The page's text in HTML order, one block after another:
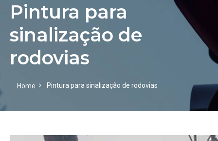
HOME
EMPRESA
GALERIA
PRODUTOS
CONTATO
Pintura para
sinalização de
rodovias
Home Pintura para sinalização de rodovias